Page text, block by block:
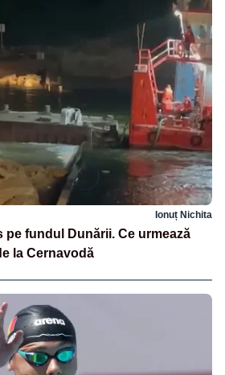
Ionuț Nichita
pe fundul Dunării. Ce urmează
la Cernavodă